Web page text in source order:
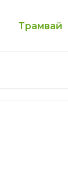
Трамвай